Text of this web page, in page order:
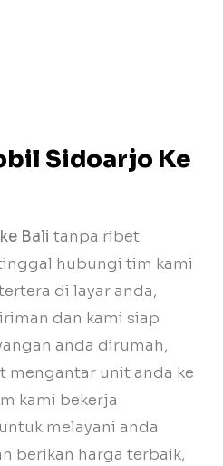
Sidoarjo Ke
Bali tanpa ribet
hubungi tim kami
di layar anda,
dan kami siap
anda dirumah,
mengantar unit anda ke
kami bekerja
melayani anda
berikan harga terbaik,